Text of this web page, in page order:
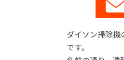
ダイソン掃除
です。